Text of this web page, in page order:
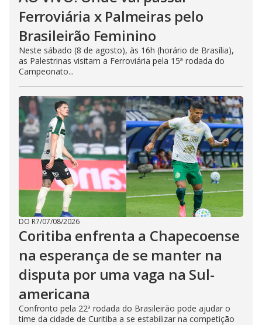
Ferroviária x Palmeiras pelo
Brasileirão Feminino
Neste sábado (8 de agosto), às 16h (horário de Brasília),
as Palestrinas visitam a Ferroviária pela 15ª rodada do
Campeonato...
DO R7/07/08/2026
Coritiba enfrenta a Chapecoense
na esperança de se manter na
disputa por uma vaga na Sul-
americana
Confronto pela 22ª rodada do Brasileirão pode ajudar o
time da cidade de Curitiba a se estabilizar na competição